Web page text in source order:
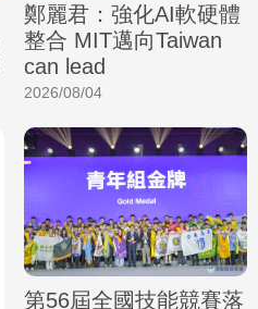
鄭麗君：強化AI軟硬體
整合 MIT邁向Taiwan
can lead
2026/08/04
第56屆全國技能競賽落